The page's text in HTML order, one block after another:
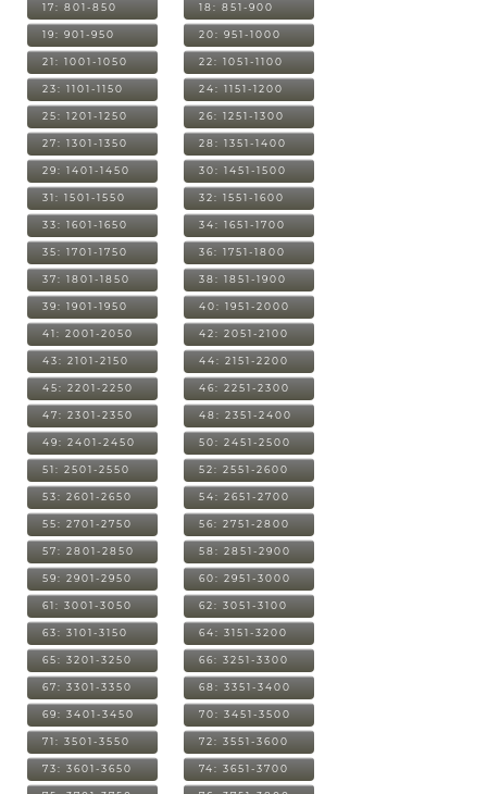
17: 801-850 18: 851-900
19: 901-950 20: 951-1000
21: 1001-1050 22: 1051-1100
23: 1101-1150 24: 1151-1200
25: 1201-1250 26: 1251-1300
27: 1301-1350 28: 1351-1400
29: 1401-1450 30: 1451-1500
31: 1501-1550 32: 1551-1600
33: 1601-1650 34: 1651-1700
35: 1701-1750 36: 1751-1800
37: 1801-1850 38: 1851-1900
39: 1901-1950 40: 1951-2000
41: 2001-2050 42: 2051-2100
43: 2101-2150 44: 2151-2200
45: 2201-2250 46: 2251-2300
47: 2301-2350 48: 2351-2400
49: 2401-2450 50: 2451-2500
51: 2501-2550 52: 2551-2600
53: 2601-2650 54: 2651-2700
55: 2701-2750 56: 2751-2800
57: 2801-2850 58: 2851-2900
59: 2901-2950 60: 2951-3000
61: 3001-3050 62: 3051-3100
63: 3101-3150 64: 3151-3200
65: 3201-3250 66: 3251-3300
67: 3301-3350 68: 3351-3400
69: 3401-3450 70: 3451-3500
71: 3501-3550 72: 3551-3600
73: 3601-3650 74: 3651-3700